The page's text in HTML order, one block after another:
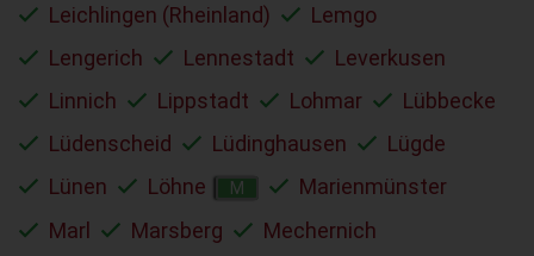
Leichlingen (Rheinland)
Lemgo
Lengerich
Lennestadt
Leverkusen
Linnich
Lippstadt Lohmar
Lübbecke
Lüdenscheid
Lüdinghausen
Lügde
Lünen
Löhne M
Marienmünster
Marl
Marsberg
Mechernich